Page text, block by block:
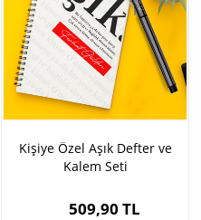
Kişiye Özel Aşık Defter ve
Kalem Seti
509,90 TL